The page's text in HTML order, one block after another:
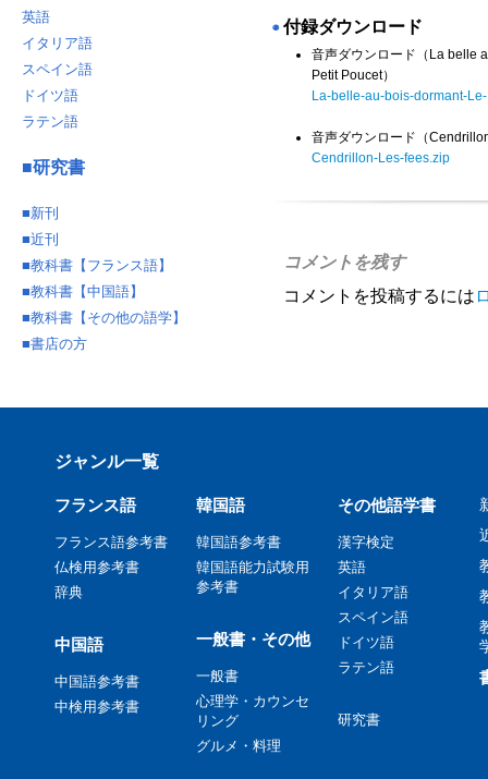
◉ 付録ダウンロード
音声ダウンロード（La belle
Petit Poucet）
La-belle-au-bois-dormant-
音声ダウンロード（
Cendrillon-Les-fees.zip
コメントを残す
コメントを投稿するには
英語
イタリア語
スペイン語
ドイツ語
ラテン語
■研究書
■新刊
■近刊
■教科書【フランス語】
■教科書【中国語】
■教科書【その他の語学】
■書店の方
ジャンル一覧
フランス語
フランス語参考書
仏検用参考書
辞典
中国語
中国語参考書
中検用参考書
韓国語
韓国語参考書
韓国語能力試験用
参考書
一般書・その他
一般書
心理学・カウンセ
リング
グルメ・料理
その他語学書
漢字検定
英語
イタリア語
スペイン語
ドイツ語
ラテン語
研究書